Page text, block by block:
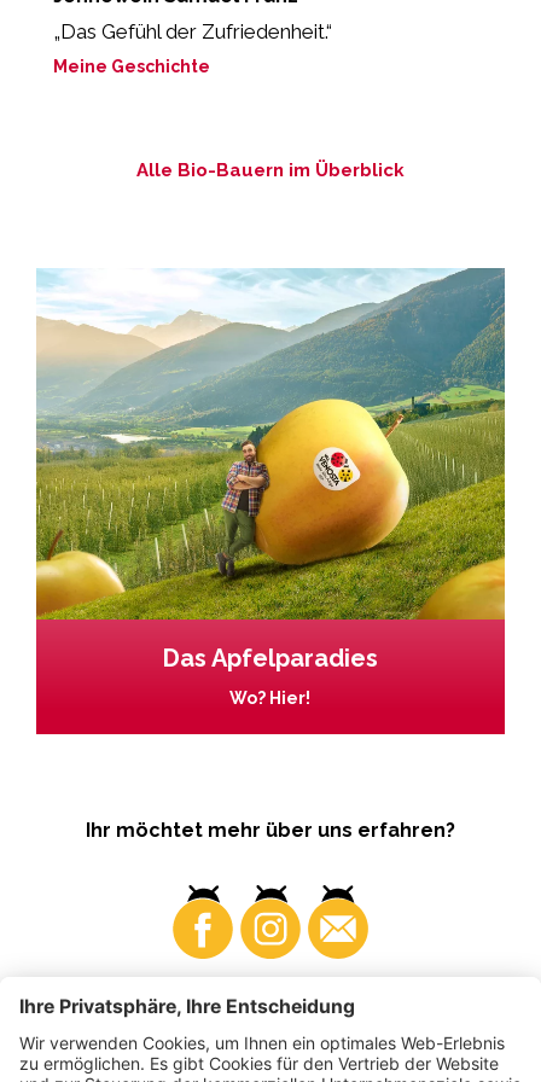
„Das Gefühl der Zufriedenheit.“
Meine Geschichte
Alle Bio-Bauern im Überblick
Das Apfelparadies
Wo? Hier!
Ihr möchtet mehr über uns erfahren?
Business Produzenten